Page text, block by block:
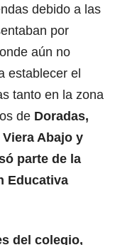
debido a las
por
aún no
establecer el
tanto en la zona
de Doradas,
Abajo y
parte de la
Educativa
del colegio,